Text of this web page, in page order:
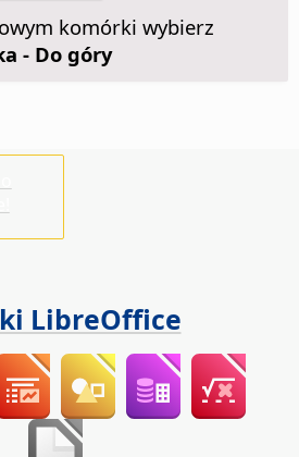
komórki wybierz
- Do góry
LibreOffice